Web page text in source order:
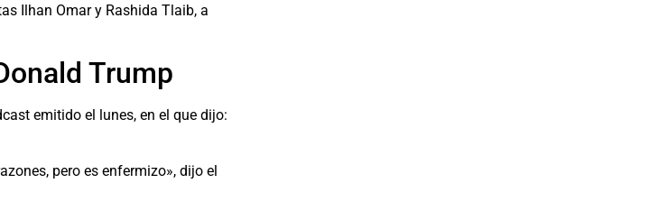
Ilhan Omar y Rashida Tlaib, a
Trump
emitido el lunes, en el que dijo:
pero es enfermizo», dijo el